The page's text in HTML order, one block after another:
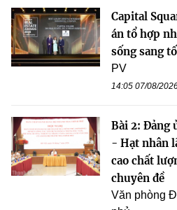
Capital
án tổ hợp
sống sang
PV
14:05 07/08/
Bài 2: Đảng
- Hạt nhân
cao chất
chuyên đề
Văn phòng